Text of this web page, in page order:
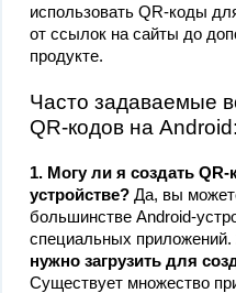
использовать QR-коды
от ссылок на сайты до
продукте.
Часто задаваемые
QR-кодов на Android:
1. Могу ​​ли я создать
устройстве? Да, вы
большинстве Android-
специальных приложений.
нужно загрузить для
Существует множество